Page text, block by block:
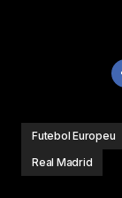
Futebol Europeu
Real Madrid